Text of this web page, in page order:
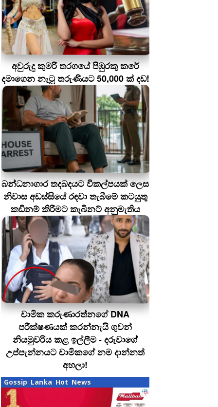
අවුරුදු කුමරි තරගයේ පිඹුරකු කරේ
දමාගෙන නැටූ තරුණියට 50,000 ක් දඩ!
බන්ධනාගාර තදබදයට විකල්පයක් ලෙස
නිවාස අඩස්සියේ රඳවා තැබීමේ කටයුතු
කඩිනම් කිරීමට කැබිනට් අනුමැතිය
චාමික කරුණාරත්නගේ DNA
පරීක්ෂණයක් කරන්නැයි ගුවන්
නියමුවරිය කළ ඉල්ලීම - දරුවාගේ
උප්පැන්නයට චාමිකගේ නම දාන්නත්
අහලා!
Gossip Lanka Hot News